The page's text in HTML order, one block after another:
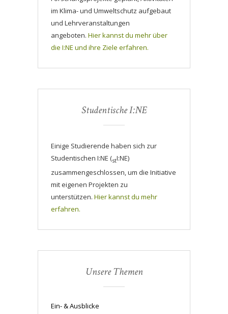
im Klima- und Umweltschutz aufgebaut
und Lehrveranstaltungen
angeboten. Hier kannst du mehr über
die I:NE und ihre Ziele erfahren.
Studentische I:NE
Einige Studierende haben sich zur
Studentischen I:NE (stI:NE)
zusammengeschlossen, um die Initiative
mit eigenen Projekten zu
unterstützen. Hier kannst du mehr
erfahren.
Unsere Themen
Ein- & Ausblicke